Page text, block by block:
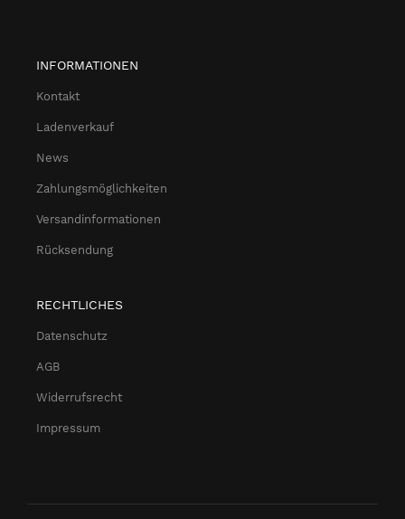
INFORMATIONEN
Kontakt
Ladenverkauf
News
Zahlungsmöglichkeiten
Versandinformationen
Rücksendung
RECHTLICHES
Datenschutz
AGB
Widerrufsrecht
Impressum